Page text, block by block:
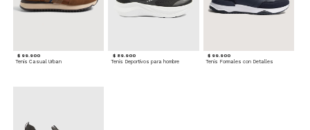
$ 99.900
Tenis Casual Urban
$ 89.900
Tenis Deportivos para hombre
$ 99.900
Tenis Formales con Detalles